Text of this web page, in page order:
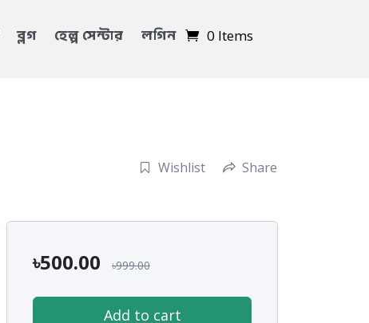
ব্লগ হেল্প সেন্টার লগিন 0 Items
Wishlist Share
৳500.00 ৳999.00
Add to cart